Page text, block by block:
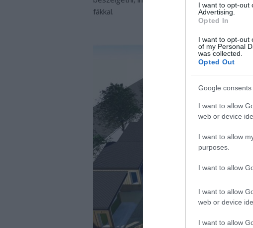
I want to opt-out
Advertising.
Opted In
I want to opt-out
of my Personal
was collected.
Opted Out
Google consents
I want to allow
web or device
I want to allow
purposes.
I want to allow
I want to allow
web or device
I want to allow
fákkal.